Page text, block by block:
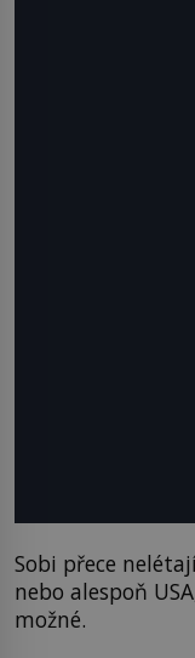
Sobi přece
nebo alespoň
možné.